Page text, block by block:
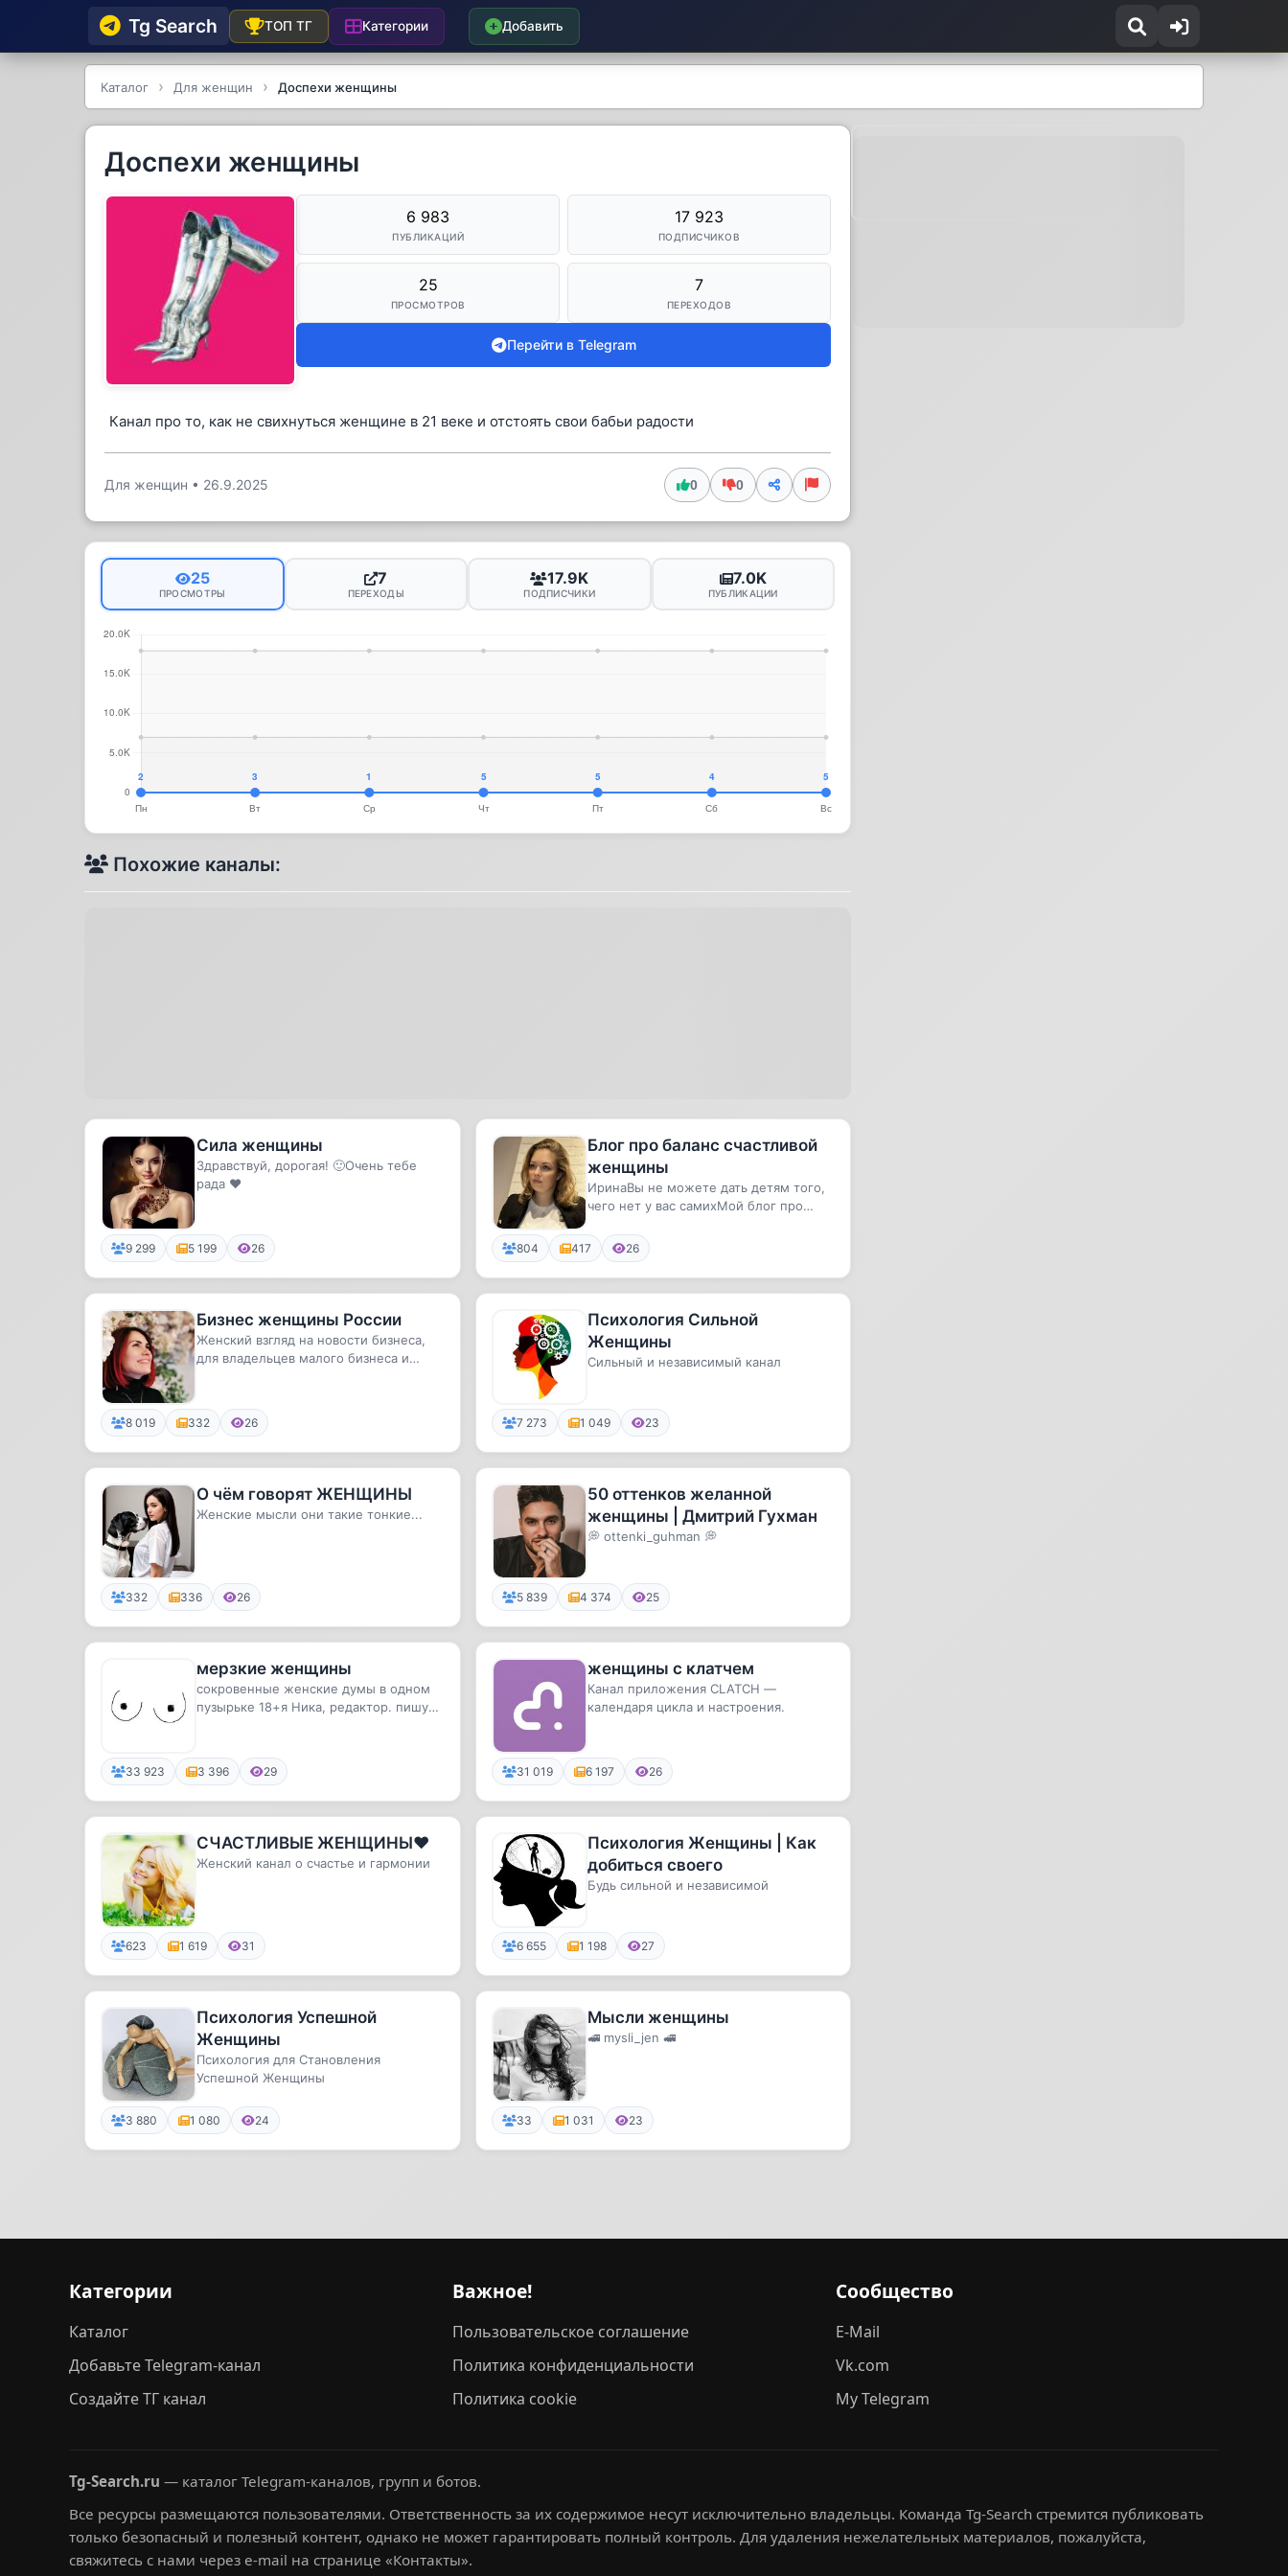
Tg Searсh ТОП ТГ Категории Добавить
Каталог Для женщин Доспехи женщины
Доспехи женщины
6 983
ПУБЛИКАЦИЙ
17 923
ПОДПИСЧИКОВ
25
ПРОСМОТРОВ
7
ПЕРЕХОДОВ
Перейти в Telegram
Канал про то, как не свихнуться женщине в 21 веке и отстоять свои бабьи радости
Для женщин • 26.9.2025 0 0
25
ПРОСМОТРЫ
7
ПЕРЕХОДЫ
17.9K
ПОДПИСЧИКИ
7.0K
ПУБЛИКАЦИИ
Похожие каналы:
Сила женщины
Здравствуй, дорогая! 🙂Очень тебе
рада ❤️
9 299 5 199 26
Блог про баланс счастливой
женщины
ИринаВы не можете дать детям того,
чего нет у вас самихМой блог про
804 417 26
Бизнес женщины России
Женский взгляд на новости бизнеса,
для владельцев малого бизнеса и
8 019 332 26
Психология Сильной
Женщины
Сильный и независимый канал
7 273 1 049 23
О чём говорят ЖЕНЩИНЫ
Женские мысли они такие тонкие...
332 336 26
50 оттенков желанной
женщины | Дмитрий Гухман
💭 ottenki_guhman 💭
5 839 4 374 25
мерзкие женщины
сокровенные женские думы в одном
пузырьке 18+я Ника, редактор. пишу
33 923 3 396 29
женщины с клатчем
Канал приложения CLATCH —
календаря цикла и настроения.
31 019 6 197 26
СЧАСТЛИВЫЕ ЖЕНЩИНЫ❤️
Женский канал о счастье и гармонии
623 1 619 31
Психология Женщины | Как
добиться своего
Будь сильной и независимой
6 655 1 198 27
Психология Успешной
Женщины
Психология для Становления
Успешной Женщины
3 880 1 080 24
Мысли женщины
🚅 mysli_jen 🚅
33 1 031 23
Категории
Каталог
Добавьте Telegram-канал
Создайте ТГ канал
Важное!
Пользовательское соглашение
Политика конфиденциальности
Политика cookie
Сообщество
E-Mail
Vk.com
My Telegram
Tg-Search.ru — каталог Telegram-каналов, групп и ботов.
Все ресурсы размещаются пользователями. Ответственность за их содержимое несут исключительно владельцы. Команда Tg-Search стремится публиковать
только безопасный и полезный контент, однако не может гарантировать полный контроль. Для удаления нежелательных материалов, пожалуйста,
свяжитесь с нами через e-mail на странице «Контакты».